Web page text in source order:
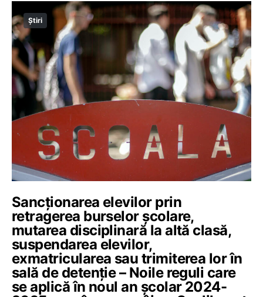
Știri
Sancționarea elevilor prin
retragerea burselor școlare,
mutarea disciplinară la altă clasă,
suspendarea elevilor,
exmatricularea sau trimiterea lor în
sală de detenție – Noile reguli care
se aplică în noul an școlar 2024-